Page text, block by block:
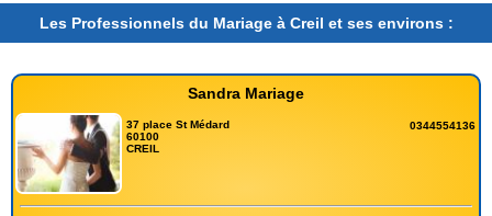
Les Professionnels du Mariage à Creil et ses environs :
Sandra Mariage
37 place St Médard
60100
CREIL
0344554136